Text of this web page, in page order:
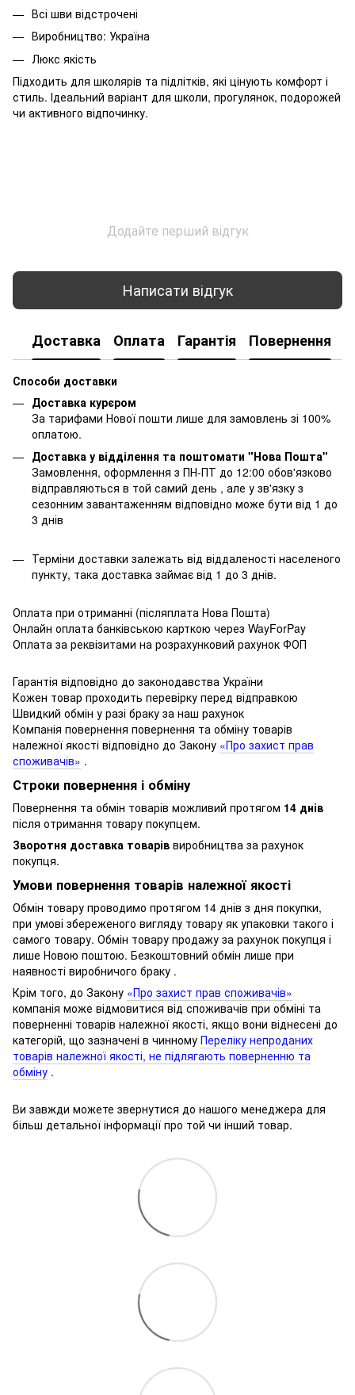
Всі шви відстрочені
Виробництво: Україна
Люкс якість
Підходить для школярів та підлітків, які цінують комфорт і
стиль. Ідеальний варіант для школи, прогулянок, подорожей
чи активного відпочинку.
Додайте перший відгук
Написати відгук
Доставка Оплата Гарантія Повернення
Способи доставки
Доставка курєром
За тарифами Нової пошти лише для замовлень зі 100%
оплатою.
Доставка у відділення та поштомати "Нова Пошта"
Замовлення, оформлення з ПН-ПТ до 12:00 обов'язково
відправляються в той самий день , але у зв'язку з
сезонним завантаженням відповідно може бути від 1 до
3 днів
Терміни доставки залежать від віддаленості населеного
пункту, така доставка займає від 1 до 3 днів.
Оплата при отриманні (післяплата Нова Пошта)
Онлайн оплата банківською карткою через WayForPay
Оплата за реквізитами на розрахунковий рахунок ФОП
Гарантія відповідно до законодавства України
Кожен товар проходить перевірку перед відправкою
Швидкий обмін у разі браку за наш рахунок
Компанія повернення повернення та обміну товарів
належної якості відповідно до Закону «Про захист прав
споживачів» .
Строки повернення і обміну
Повернення та обмін товарів можливий протягом 14 днів
після отримання товару покупцем.
Зворотня доставка товарів виробництва за рахунок
покупця.
Умови повернення товарів належної якості
Обмін товару проводимо протягом 14 днів з дня покупки,
при умові збереженого вигляду товару як упаковки такого і
самого товару. Обмін товару продажу за рахунок покупця і
лише Новою поштою. Безкоштовний обмін лише при
наявності виробничого браку .
Крім того, до Закону «Про захист прав споживачів»
компанія може відмовитися від споживачів при обміні та
поверненні товарів належної якості, якщо вони віднесені до
категорій, що зазначені в чинному Переліку непроданих
товарів належної якості, не підлягають поверненню та
обміну .
Ви завжди можете звернутися до нашого менеджера для
більш детальної інформації про той чи інший товар.